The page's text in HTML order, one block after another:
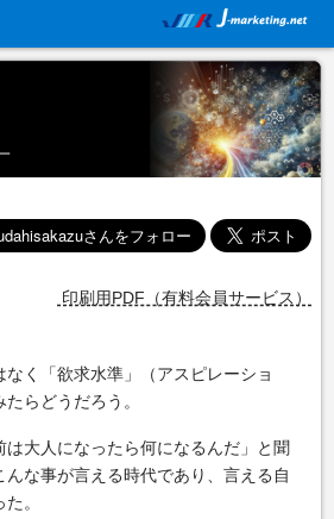
印刷用PDF（有料会員サービス）
く「欲求水準」（アスピレーショ
らどうだろう。
大人になったら何になるんだ」と聞
な事が言える時代であり、言える自
。